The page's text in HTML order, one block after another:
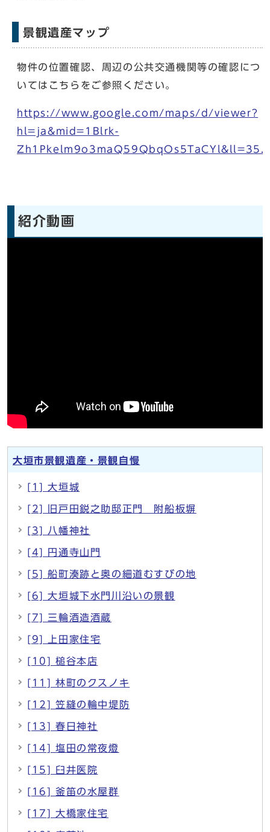
景観遺産マップ
物件の位置確認、周辺の公共交通機関等の確認につ
いてはこちらをご参照ください。
https://www.google.com/maps/d/viewer?
hl=ja&mid=1Blrk-
紹介動画
大垣市景観遺産・景観自慢
[1] 大垣城
[2] 旧戸田鋭之助邸正門 附船板塀
[3] 八幡神社
[4] 円通寺山門
[5] 船町湊跡と奥の細道むすびの地
[6] 大垣城下水門川沿いの景観
[7] 三輪酒造酒蔵
[9] 上田家住宅
[10] 槌谷本店
[11] 林町のクスノキ
[12] 笠縫の輪中堤防
[13] 春日神社
[14] 塩田の常夜燈
[15] 臼井医院
[16] 釜笛の水屋群
[17] 大橋家住宅